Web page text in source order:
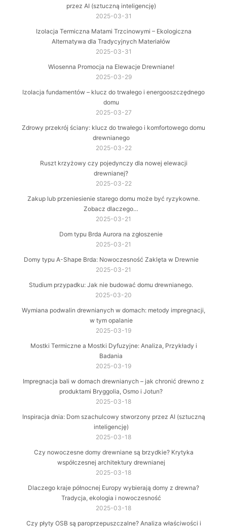
przez AI (sztuczną inteligencję)
2025-03-31
Izolacja Termiczna Matami Trzcinowymi – Ekologiczna
Alternatywa dla Tradycyjnych Materiałów
2025-03-31
Wiosenna Promocja na Elewacje Drewniane!
2025-03-29
Izolacja fundamentów – klucz do trwałego i energooszczędnego
domu
2025-03-27
Zdrowy przekrój ściany: klucz do trwałego i komfortowego domu
drewnianego
2025-03-22
Ruszt krzyżowy czy pojedynczy dla nowej elewacji
drewnianej?
2025-03-22
Zakup lub przeniesienie starego domu może być ryzykowne.
Zobacz dlaczego…
2025-03-21
Dom typu Brda Aurora na zgłoszenie
2025-03-21
Domy typu A-Shape Brda: Nowoczesność Zaklęta w Drewnie
2025-03-21
Studium przypadku: Jak nie budować domu drewnianego.
2025-03-20
Wymiana podwalin drewnianych w domach: metody impregnacji,
w tym opalanie
2025-03-19
Mostki Termiczne a Mostki Dyfuzyjne: Analiza, Przykłady i
Badania
2025-03-19
Impregnacja bali w domach drewnianych – jak chronić drewno z
produktami Bryggolia, Osmo i Jotun?
2025-03-18
Inspiracja dnia: Dom szachulcowy stworzony przez AI (sztuczną
inteligencję)
2025-03-18
Czy nowoczesne domy drewniane są brzydkie? Krytyka
współczesnej architektury drewnianej
2025-03-18
Dlaczego kraje północnej Europy wybierają domy z drewna?
Tradycja, ekologia i nowoczesność
2025-03-18
Czy płyty OSB są paroprzepuszczalne? Analiza właściwości i